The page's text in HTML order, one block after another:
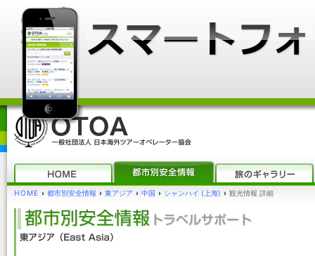
HOME › 都市別安全情報 › 東アジア › 中国 › シャンハイ (上海) › 観光情報 詳細